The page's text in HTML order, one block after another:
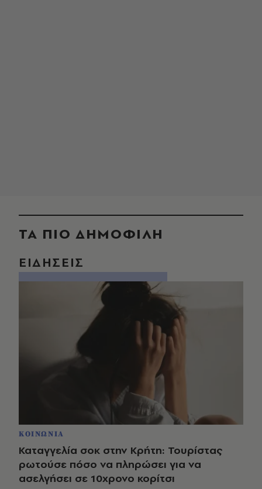
ΤΑ ΠΙΟ ΔΗΜΟΦΙΛΗ
ΕΙΔΗΣΕΙΣ
ΚΟΙΝΩΝΙΑ
Καταγγελία σοκ στην Κρήτη: Τουρίστας
ρωτούσε πόσο να πληρώσει για να
ασελγήσει σε 10χρονο κορίτσι